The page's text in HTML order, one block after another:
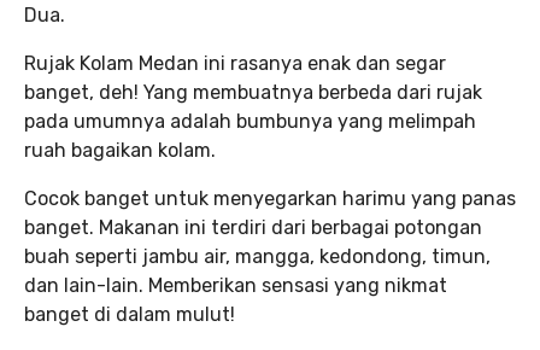
Dua.
Rujak Kolam Medan ini rasanya enak dan segar
banget, deh! Yang membuatnya berbeda dari rujak
pada umumnya adalah bumbunya yang melimpah
ruah bagaikan kolam.
Cocok banget untuk menyegarkan harimu yang panas
banget. Makanan ini terdiri dari berbagai potongan
buah seperti jambu air, mangga, kedondong, timun,
dan lain-lain. Memberikan sensasi yang nikmat
banget di dalam mulut!